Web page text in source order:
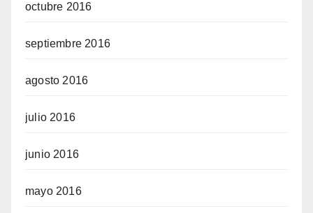
octubre 2016
septiembre 2016
agosto 2016
julio 2016
junio 2016
mayo 2016